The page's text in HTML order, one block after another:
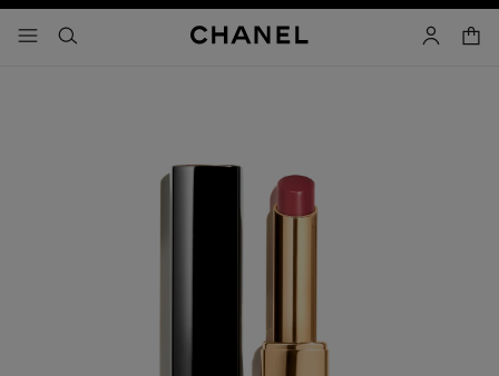
- navegación principal
buscar cuenta
carrito